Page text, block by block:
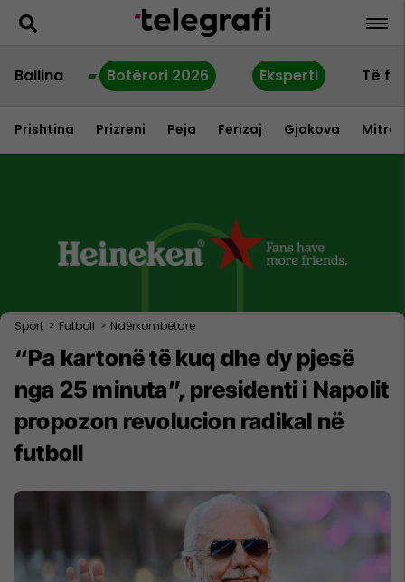
Ballina Botërori 2026 Eksperti Të
Prishtina Prizreni Peja Ferizaj Gjakova
Sport > Futboll > Ndërkombëtare
“Pa kartonë të kuq dhe dy pjesë
nga 25 minuta”, presidenti i Napolit
propozon revolucion radikal në
futboll